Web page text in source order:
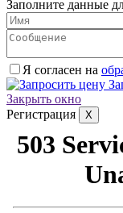
Заполните данные
Я согласен на
Закрыть окно
Регистрация
X